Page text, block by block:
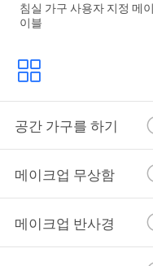
견
적
요
청
SITEMAP
개
침실 가구 사용자 지정 메
이블
공간 가구를 하기
메이크업 무상함
메이크업 반사경